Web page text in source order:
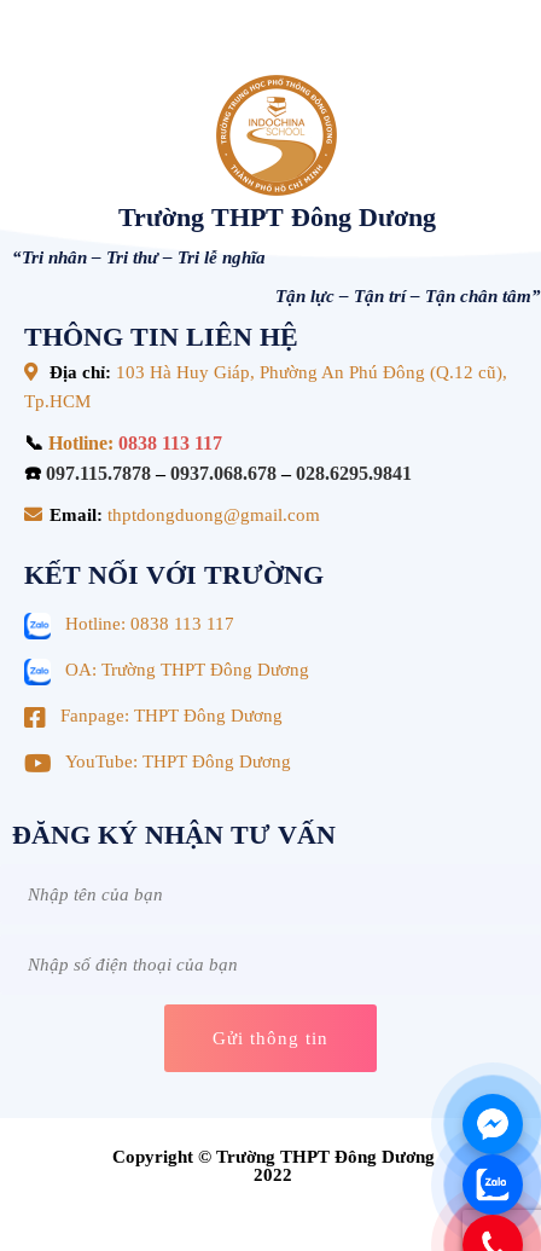
Trường THPT Đông Dương
“Tri nhân – Tri thư – Tri lễ nghĩa
Tận lực – Tận trí – Tận chân tâm”
THÔNG TIN LIÊN HỆ
Địa chỉ: 103 Hà Huy Giáp, Phường An Phú Đông (Q.12 cũ),
Tp.HCM
📞 Hotline: 0838 113 117
☎️ 097.115.7878–0937.068.678–028.6295.9841
Email: thptdongduong@gmail.com
KẾT NỐI VỚI TRƯỜNG
Hotline: 0838 113 117
OA: Trường THPT Đông Dương
Fanpage: THPT Đông Dương
YouTube: THPT Đông Dương
ĐĂNG KÝ NHẬN TƯ VẤN
Copyright © Trường THPT Đông Dương
2022